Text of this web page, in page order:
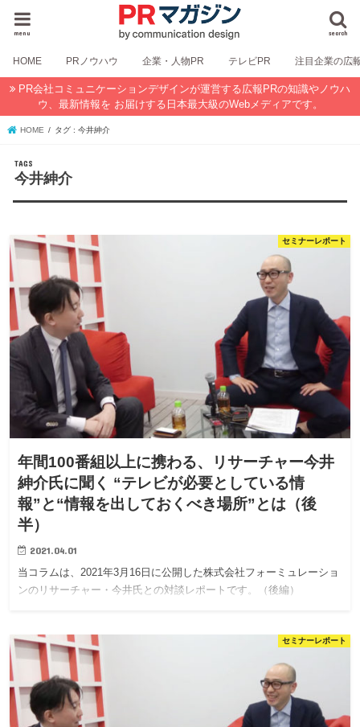
search
menu
HOME PRノウハウ 企業・人物PR テレビPR 注目企業の広
PR会社コミュニケーションデザインが運営する広報PRの知識やノウハ
ウ、最新情報を お届けする日本最大級のWebメディアです。
HOME タグ : 今井紳介
今井紳介
セミナーレポート
年間100番組以上に携わる、リサーチャー今井
紳介氏に聞く “テレビが必要としている情
報”と“情報を出しておくべき場所”とは（後
半）
2021.04.01
当コラムは、2021年3月16日に公開した株式会社フォーミュレーショ
ンのリサーチャー・今井氏との対談レポートです。（後編）
セミナーレポート